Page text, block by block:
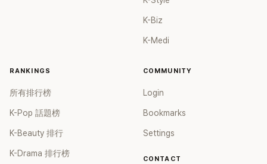
K-Biz
K-Medi
RANKINGS
所有排行榜
K-Pop 話題榜
K-Beauty 排行
K-Drama 排行榜
COMMUNITY
Login
Bookmarks
Settings
CONTACT